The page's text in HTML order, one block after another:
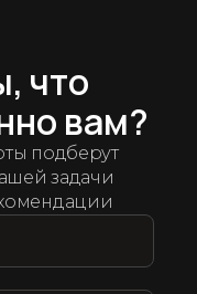
что
вам?
подберут
задачи
десятки
и продажами